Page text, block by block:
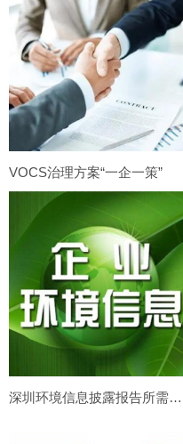
VOCS治理方案“一企一策”
深圳环境信息披露报告所需资料清单